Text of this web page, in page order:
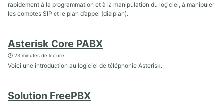
rapidement à la programmation et à la manipulation du logiciel, à manipuler
les comptes SIP et le plan d’appel (dialplan).
Asterisk Core PABX
23 minutes de lecture
Voici une introduction au logiciel de téléphonie Asterisk.
Solution FreePBX